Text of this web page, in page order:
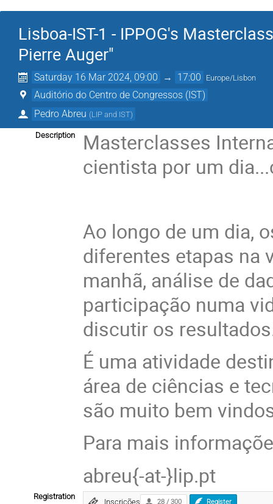
Lisboa-IST-1 - IPPOG's
Pierre Auger"
Saturday 16 Mar 2024, 09:00 → 17:00 Europe/Lisbon
Auditório do Centro de Congressos (IST)
Pedro Abreu (LIP and IST)
Description
Masterclasses
cientista por um
Ao longo de um dia,
diferentes etapas na
manhã, análise de
participação numa
discutir os
É uma atividade
área de ciências e
são muito bem
Para mais
abreu{-at-}lip.pt
Registration
Inscrições 28 / 300 Register